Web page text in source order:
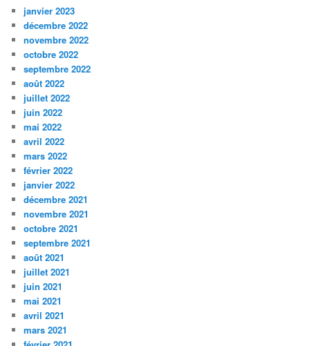
janvier 2023
décembre 2022
novembre 2022
octobre 2022
septembre 2022
août 2022
juillet 2022
juin 2022
mai 2022
avril 2022
mars 2022
février 2022
janvier 2022
décembre 2021
novembre 2021
octobre 2021
septembre 2021
août 2021
juillet 2021
juin 2021
mai 2021
avril 2021
mars 2021